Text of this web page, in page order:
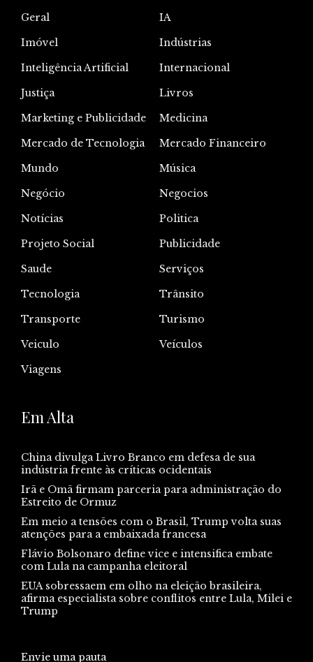
Geral
IA
Imóvel
Indústrias
Inteligência Artificial
Internacional
Justiça
Livros
Marketing e Publicidade
Medicina
Mercado de Tecnologia
Mercado Financeiro
Mundo
Música
Negócio
Negocios
Notícias
Politica
Projeto Social
Publicidade
Saude
Serviços
Tecnologia
Trânsito
Transporte
Turismo
Veiculo
Veículos
Viagens
Em Alta
China divulga Livro Branco em defesa de sua
indústria frente às críticas ocidentais
Irã e Omã firmam parceria para administração do
Estreito de Ormuz
Em meio a tensões com o Brasil, Trump volta suas
atenções para a embaixada francesa
Flávio Bolsonaro define vice e intensifica embate
com Lula na campanha eleitoral
EUA sobressaem em olho na eleição brasileira,
afirma especialista sobre conflitos entre Lula, Milei e
Trump
Envie uma pauta